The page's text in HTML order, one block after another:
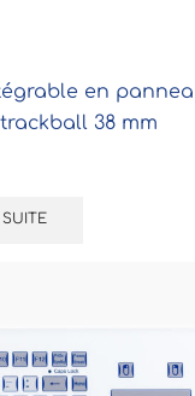
en
38 mm
SUITE